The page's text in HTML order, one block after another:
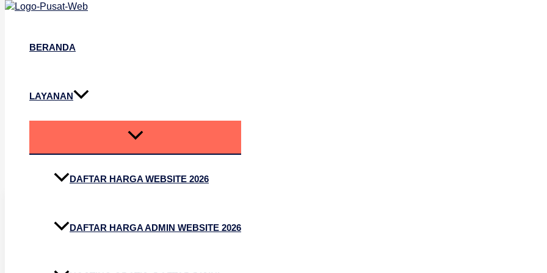
Lewati ke konten
BERANDA
LAYANAN
DAFTAR HARGA WEBSITE 2026
DAFTAR HARGA ADMIN WEBSITE 2026
Jasa Pembuatan Website Toko Online
Hosting Gratis